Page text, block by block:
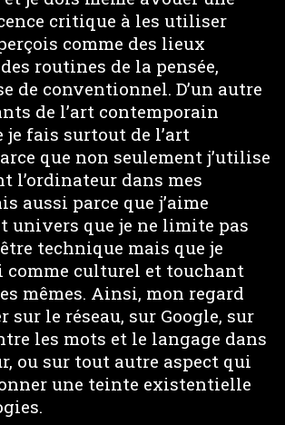
critique à les utiliser
comme des lieux
routines de la pensée,
de conventionnel. D’un autre
de l’art contemporain
je fais surtout de l’art
que non seulement j’utilise
l’ordinateur dans mes
aussi parce que j’aime
univers que je ne limite pas
technique mais que je
comme culturel et touchant
mêmes. Ainsi, mon regard
sur le réseau, sur Google, sur
les mots et le langage dans
ou sur tout autre aspect qui
une teinte existentielle